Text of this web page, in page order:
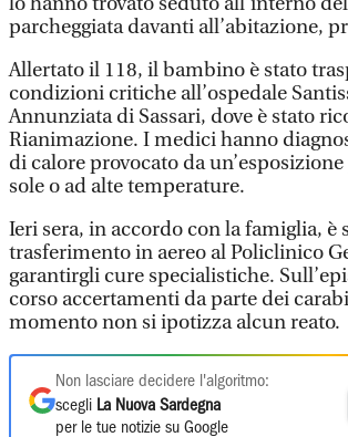
parcheggiata davanti all’abitazione,
Allertato il 118, il bambino è stato
condizioni critiche all’ospedale
Annunziata di Sassari, dove è stato
Rianimazione. I medici hanno
di calore provocato da
sole o ad alte temperature.
Ieri sera, in accordo con la famiglia, è
trasferimento in aereo al Policlinico
garantirgli cure specialistiche.
corso accertamenti da parte dei
momento non si ipotizza alcun reato.
Non lasciare decidere l'algoritmo:
scegli La Nuova Sardegna
per le tue notizie su Google